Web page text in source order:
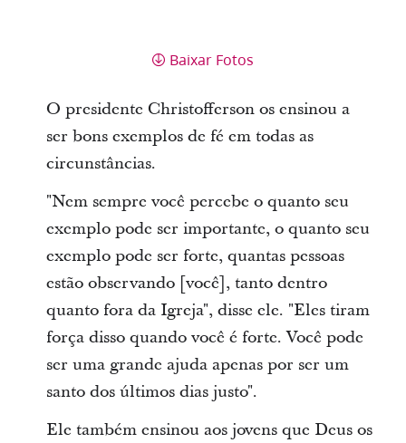
Baixar Fotos
O presidente Christofferson os ensinou a
ser bons exemplos de fé em todas as
circunstâncias.
"Nem sempre você percebe o quanto seu
exemplo pode ser importante, o quanto seu
exemplo pode ser forte, quantas pessoas
estão observando [você], tanto dentro
quanto fora da Igreja", disse ele. "Eles tiram
força disso quando você é forte. Você pode
ser uma grande ajuda apenas por ser um
santo dos últimos dias justo".
Ele também ensinou aos jovens que Deus os